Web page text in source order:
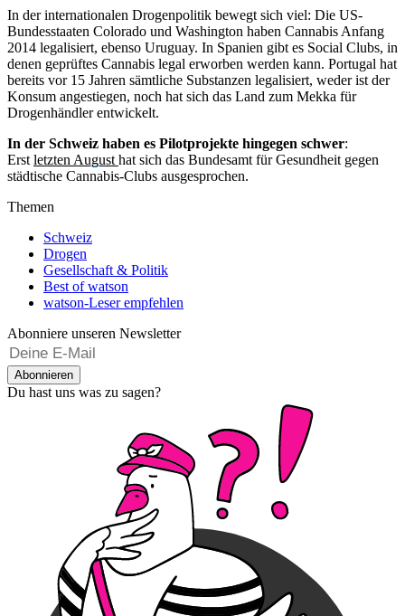
In der internationalen Drogenpolitik bewegt sich viel: Die US-
Bundesstaaten Colorado und Washington haben Cannabis Anfang
2014 legalisiert, ebenso Uruguay. In Spanien gibt es Social Clubs, in
denen geprüftes Cannabis legal erworben werden kann. Portugal hat
bereits vor 15 Jahren sämtliche Substanzen legalisiert, weder ist der
Konsum angestiegen, noch hat sich das Land zum Mekka für
Drogenhändler entwickelt.
In der Schweiz haben es Pilotprojekte hingegen schwer:
Erst letzten August hat sich das Bundesamt für Gesundheit gegen
städtische Cannabis-Clubs ausgesprochen.
Themen
Schweiz
Drogen
Gesellschaft & Politik
Best of watson
watson-Leser empfehlen
Abonniere unseren Newsletter
Abonnieren
Du hast uns was zu sagen?